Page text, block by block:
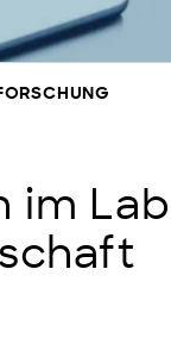
im Lab